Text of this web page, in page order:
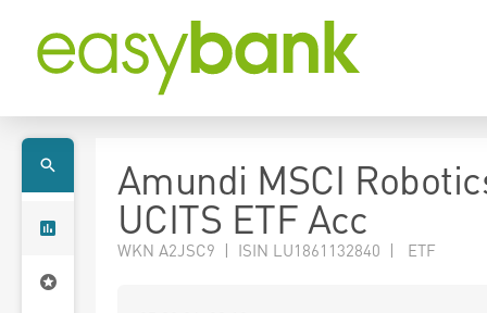
Amundi MSCI
UCITS ETF Acc
WKN A2JSC9 | ISIN LU1861132840 | ETF